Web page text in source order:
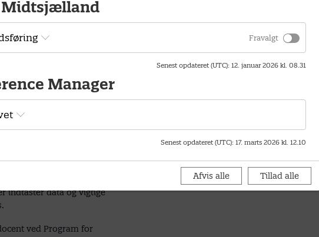
trivsel, kompetencer og
har vurderet og
foregår ved
Hvad er det i
og inddaterer i digitale
for den faglige
for et syn på børn og
forudsætter?
på i sit oplæg. Hun har
pædagoger arbejder
og for de
og udfordringer, denne
praksis rejser. Hun tager
indtaster data og vigtige
ved Program for
Midtsjælland
Fravalgt
Senest opdateret (UTC): 12. januar 2026 kl. 08.31
Manager
Senest opdateret (UTC): 17. marts 2026 kl. 12.10
Afvis alle Tillad alle